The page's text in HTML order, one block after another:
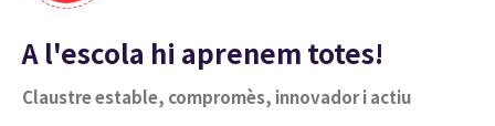
A l'escola hi aprenem totes!
Claustre estable, compromès, innovador i actiu